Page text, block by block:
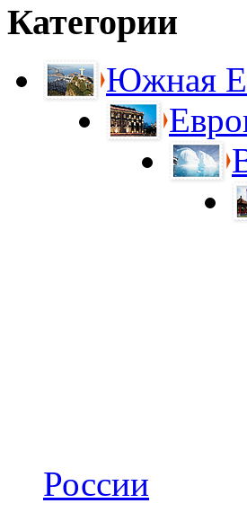
Категории
Южная
России